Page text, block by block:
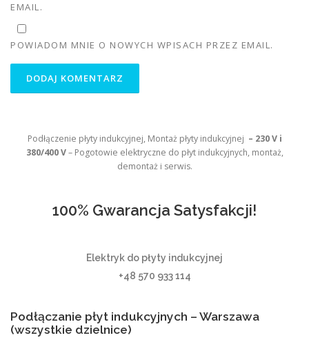
EMAIL.
POWIADOM MNIE O NOWYCH WPISACH PRZEZ EMAIL.
Podłączenie płyty indukcyjnej, Montaż płyty indukcyjnej – 230 V i
380/400 V– Pogotowie elektryczne do płyt indukcyjnych, montaż,
demontaż i serwis.
100% Gwarancja Satysfakcji!
Elektryk do płyty indukcyjnej
+48 570 933 114
Podłączanie płyt indukcyjnych – Warszawa
(wszystkie dzielnice)